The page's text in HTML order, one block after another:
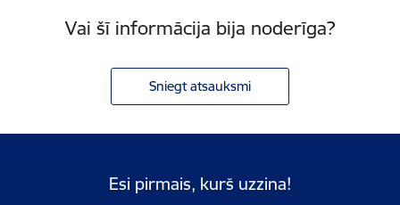
Vai šī informācija bija noderīga?
Sniegt atsauksmi
Esi pirmais, kurš uzzina!